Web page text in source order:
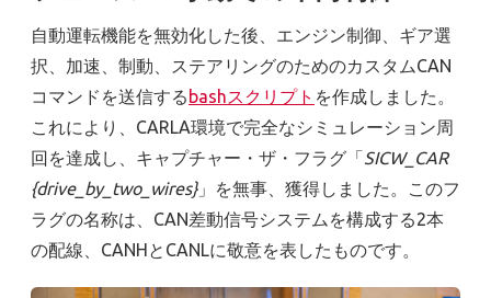
自動運転機能を無効化した後、エンジン制御、ギア選
択、加速、制動、ステアリングのためのカスタムCAN
コマンドを送信する bashスクリプト を作成しました。
これにより、CARLA環境で完全なシミュレーション周
回を達成し、キャプチャー・ザ・フラグ「 SICW_CAR
{drive_by_two_wires}」を無事、獲得しました。このフ
ラグの名称は、CAN差動信号システムを構成する2本
の配線、CANHとCANLに敬意を表したものです。